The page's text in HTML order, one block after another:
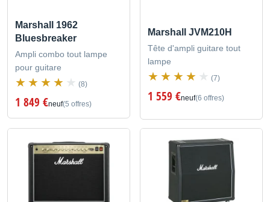
Marshall 1962
Bluesbreaker
Ampli combo tout lampe
pour guitare
(8)
1 849 €neuf(5 offres)
Marshall JVM210H
Tête d'ampli guitare tout
lampe
(7)
1 559 €neuf(6 offres)